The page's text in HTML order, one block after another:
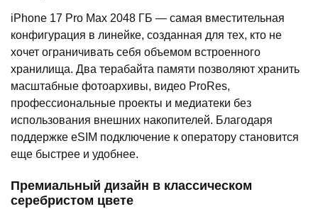
iPhone 17 Pro Max 2048 ГБ — самая вместительная
конфигурация в линейке, созданная для тех, кто не
хочет ограничивать себя объемом встроенного
хранилища. Два терабайта памяти позволяют хранить
масштабные фотоархивы, видео ProRes,
профессиональные проекты и медиатеки без
использования внешних накопителей. Благодаря
поддержке eSIM подключение к оператору становится
еще быстрее и удобнее.
Премиальный дизайн в классическом
серебристом цвете